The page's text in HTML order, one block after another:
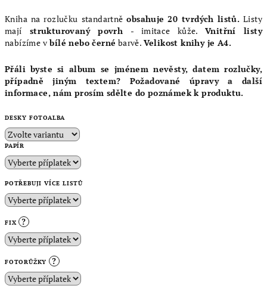
Kniha na rozlučku standartněobsahuje 20 tvrdých listů. Listy
mají strukturovaný povrh - imitace kůže.Vnitřní listy
nabízíme vbílé nebo černé barvě. Velikost knihy je A4.
Přáli byste si album se jménem nevěsty, datem rozlučky,
případně jiným textem? Požadované úpravy a další
informace, nám prosím sdělte do poznámek k produktu.
DESKY FOTOALBA
PAPÍR
POTŘEBUJI VÍCE LISTŮ
FIX ?
FOTORŮŽKY ?